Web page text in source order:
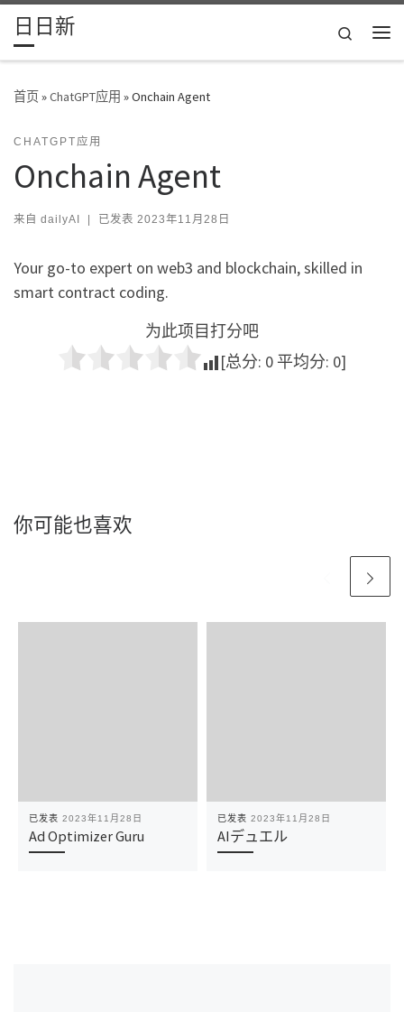
Skip to content
日日新
Search
首页»ChatGPT应用 »Onchain Agent
CHATGPT应用
Onchain Agent
来自 dailyAI | 已发表 2023年11月28日
Your go-to expert on web3 and blockchain, skilled in
smart contract coding.
为此项目打分吧
[总分: 0 平均分: 0]
你可能也喜欢
已发表 2023年11月28日
Ad Optimizer Guru
已发表 2023年11月28日
AIデュエル